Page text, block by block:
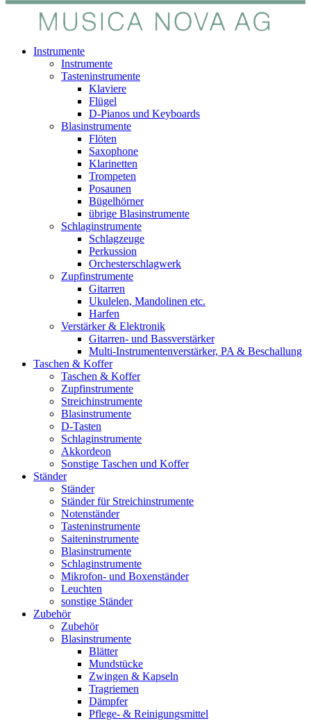
Instrumente
Instrumente
Tasteninstrumente
Klaviere
Flügel
D-Pianos und Keyboards
Blasinstrumente
Flöten
Saxophone
Klarinetten
Trompeten
Posaunen
Bügelhörner
übrige Blasinstrumente
Schlaginstrumente
Schlagzeuge
Perkussion
Orchesterschlagwerk
Zupfinstrumente
Gitarren
Ukulelen, Mandolinen etc.
Harfen
Verstärker & Elektronik
Gitarren- und Bassverstärker
Multi-Instrumentenverstärker, PA & Beschallung
Taschen & Koffer
Taschen & Koffer
Zupfinstrumente
Streichinstrumente
Blasinstrumente
D-Tasten
Schlaginstrumente
Akkordeon
Sonstige Taschen und Koffer
Ständer
Ständer
Ständer für Streichinstrumente
Notenständer
Tasteninstrumente
Saiteninstrumente
Blasinstrumente
Schlaginstrumente
Mikrofon- und Boxenständer
Leuchten
sonstige Ständer
Zubehör
Zubehör
Blasinstrumente
Blätter
Mundstücke
Zwingen & Kapseln
Tragriemen
Dämpfer
Pflege- & Reinigungsmittel